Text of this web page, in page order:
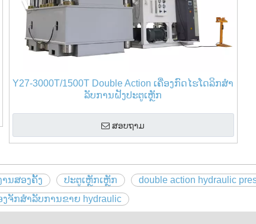
Y27-3000T/1500T Double Action ເຄື່ອງກົດໄຮໂດລິກສໍາ
ລັບການຝັງປະຕູເຫຼັກ
ສອບຖາມ
ານສອງຄັ້ງ ປະຕູເຫຼັກເຫຼັກ
double action hydraulic
ງຈັກສໍາລັບການຂາຍ hydraulic